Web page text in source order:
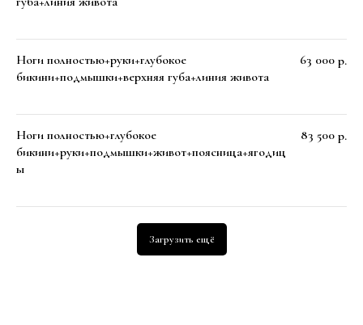
Ноги полностью+руки+глубокое
бикини+подмышки+верхняя губа+линия живота
63 000 р.
Ноги полностью+глубокое
бикини+руки+подмышки+живот+поясница+ягодиц
ы
83 500 р.
Загрузить ещё